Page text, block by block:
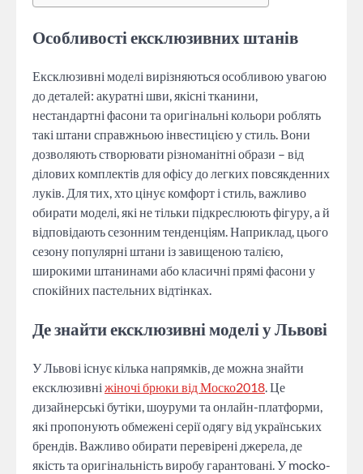
Особливості ексклюзивних штанів
Ексклюзивні моделі вирізняються особливою увагою
до деталей: акуратні шви, якісні тканини,
нестандартні фасони та оригінальні кольори роблять
такі штани справжньою інвестицією у стиль. Вони
дозволяють створювати різноманітні образи – від
ділових комплектів для офісу до легких повсякденних
луків. Для тих, хто цінує комфорт і стиль, важливо
обирати моделі, які не тільки підкреслюють фігуру, а й
відповідають сезонним тенденціям. Наприклад, цього
сезону популярні штани із завищеною талією,
широкими штанинами або класичні прямі фасони у
спокійних пастельних відтінках.
Де знайти ексклюзивні моделі у Львові
У Львові існує кілька напрямків, де можна знайти
ексклюзивні жіночі брюки від Моско2018. Це
дизайнерські бутіки, шоуруми та онлайн-платформи,
які пропонують обмежені серії одягу від українських
брендів. Важливо обирати перевірені джерела, де
якість та оригінальність виробу гарантовані. У mocko-